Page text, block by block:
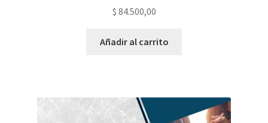
$ 84.500,00
Añadir al carrito